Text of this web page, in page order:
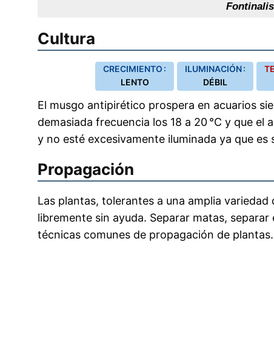
Cultura
CRECIMIENTO :
LENTO
ILUMINACIÓN :
DÉBIL
El musgo antipirético prospera en acuarios
demasiada frecuencia los 18 a 20 °C y que
y no esté excesivamente iluminada ya que es
Propagación
Las plantas, tolerantes a una amplia
libremente sin ayuda. Separar matas,
técnicas comunes de propagación de plantas.